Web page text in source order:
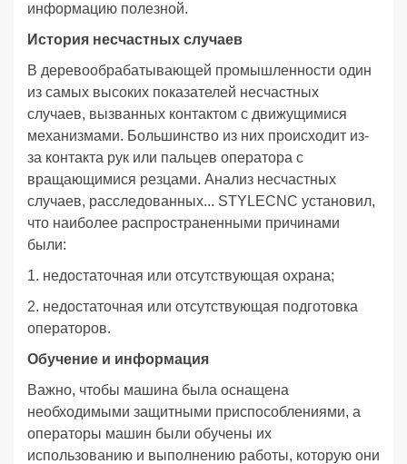
информацию полезной.
История несчастных случаев
В деревообрабатывающей промышленности один
из самых высоких показателей несчастных
случаев, вызванных контактом с движущимися
механизмами. Большинство из них происходит из-
за контакта рук или пальцев оператора с
вращающимися резцами. Анализ несчастных
случаев, расследованных... STYLECNC установил,
что наиболее распространенными причинами
были:
1. недостаточная или отсутствующая охрана;
2. недостаточная или отсутствующая подготовка
операторов.
Обучение и информация
Важно, чтобы машина была оснащена
необходимыми защитными приспособлениями, а
операторы машин были обучены их
использованию и выполнению работы, которую они